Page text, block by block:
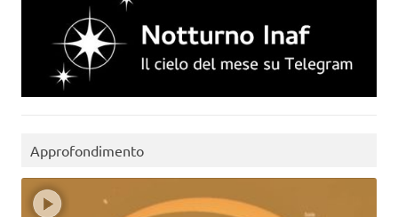
Approfondimento